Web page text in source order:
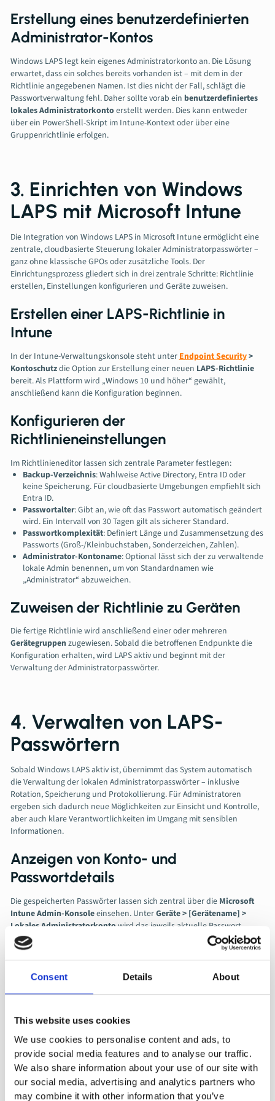
Consent Details About
This website uses cookies
We use cookies to personalise content and ads, to
provide social media features and to analyse our traffic.
We also share information about your use of our site with
our social media, advertising and analytics partners who
may combine it with other information that you’ve
Erstellung eines benutzerdefinierten
Administrator-Kontos
Windows LAPS legt kein eigenes Administratorkonto an. Die Lösung
erwartet, dass ein solches bereits vorhanden ist – mit dem in der
Richtlinie angegebenen Namen. Ist dies nicht der Fall, schlägt die
Passwortverwaltung fehl. Daher sollte vorab ein benutzerdefiniertes
lokales Administratorkontoerstellt werden. Dies kann entweder
über ein PowerShell-Skript im Intune-Kontext oder über eine
Gruppenrichtlinie erfolgen.
3. Einrichten von Windows
LAPS mit Microsoft Intune
Die Integration von Windows LAPS in Microsoft Intune ermöglicht eine
zentrale, cloudbasierte Steuerung lokaler Administratorpasswörter –
ganz ohne klassische GPOs oder zusätzliche Tools. Der
Einrichtungsprozess gliedert sich in drei zentrale Schritte: Richtlinie
erstellen, Einstellungen konfigurieren und Geräte zuweisen.
Erstellen einer LAPS-Richtlinie in
Intune
In der Intune-Verwaltungskonsole steht unter Endpoint Security>
Konto­schutzdie Option zur Erstellung einer neuen LAPS-Richtlinie
bereit. Als Plattform wird „Windows 10 und höher“ gewählt,
anschließend kann die Konfiguration beginnen.
Konfigurieren der
Richtlinieneinstellungen
Im Richtlinieneditor lassen sich zentrale Parameter festlegen:
Backup-Verzeichnis: Wahlweise Active Directory, Entra ID oder
keine Speicherung. Für cloudbasierte Umgebungen empfiehlt sich
Entra ID.
Passwortalter: Gibt an, wie oft das Passwort automatisch geändert
wird. Ein Intervall von 30 Tagen gilt als sicherer Standard.
Passwortkomplexität: Definiert Länge und Zusammensetzung des
Passworts (Groß-/Kleinbuchstaben, Sonderzeichen, Zahlen).
Administrator-Kontoname: Optional lässt sich der zu verwaltende
lokale Admin benennen, um von Standardnamen wie
„Administrator“ abzuweichen.
Zuweisen der Richtlinie zu Geräten
Die fertige Richtlinie wird anschließend einer oder mehreren
Gerätegruppen zugewiesen. Sobald die betroffenen Endpunkte die
Konfiguration erhalten, wird LAPS aktiv und beginnt mit der
Verwaltung der Administratorpasswörter.
4. Verwalten von LAPS-
Passwörtern
Sobald Windows LAPS aktiv ist, übernimmt das System automatisch
die Verwaltung der lokalen Administratorpasswörter – inklusive
Rotation, Speicherung und Protokollierung. Für Administratoren
ergeben sich dadurch neue Möglichkeiten zur Einsicht und Kontrolle,
aber auch klare Verantwortlichkeiten im Umgang mit sensiblen
Informationen.
Anzeigen von Konto- und
Passwortdetails
Die gespeicherten Passwörter lassen sich zentral über die Microsoft
Intune Admin-Konsoleeinsehen. UnterGeräte > [Gerätename] >
Lokales Administratorkonto wird das jeweils aktuelle Passwort
angezeigt, inklusive Ablaufdatum und Änderungsverlauf. Der Zugriff ist
rollenbasiert beschränkt und protokolliert – ein entscheidender
Sicherheitsvorteil gegenüber herkömmlichen Lösungen.
Manuelles Zurücksetzen von
Passwörter manuell zurückzusetzen. Dies kann z. B. bei einem Incident
notwendig werden oder wenn ein Gerät aus dem Lifecycle genommen
wird. Die Option „Zurücksetzen“ initiiert sofort eine Neugenerierung
des Passworts auf dem betreffenden Gerät.